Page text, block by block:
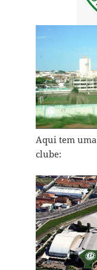
Aqui tem
clube: